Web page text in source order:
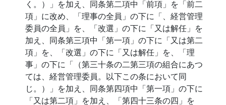
く。）」を加え、同条第二項中「前項」を「前二
項」に改め、「理事の全員」の下に「、経営管理
委員の全員」を、「改選」の下に「又は解任」を
加え、同条第三項中「第一項」の下に「又は第二
項」を、「改選」の下に「又は解任」を、「理
事」の下に「（第三十条の二第三項の組合にあつ
ては、経営管理委員。以下この条において同
じ。）」を加え、同条第四項中「第一項」の下に
「又は第二項」を加え、「第四十三条の四」を